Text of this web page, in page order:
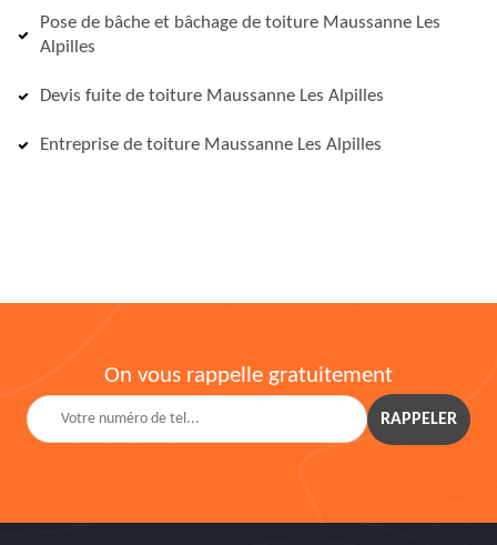
Pose de bâche et bâchage de toiture Maussanne Les
Alpilles
Devis fuite de toiture Maussanne Les Alpilles
Entreprise de toiture Maussanne Les Alpilles
On vous rappelle gratuitement